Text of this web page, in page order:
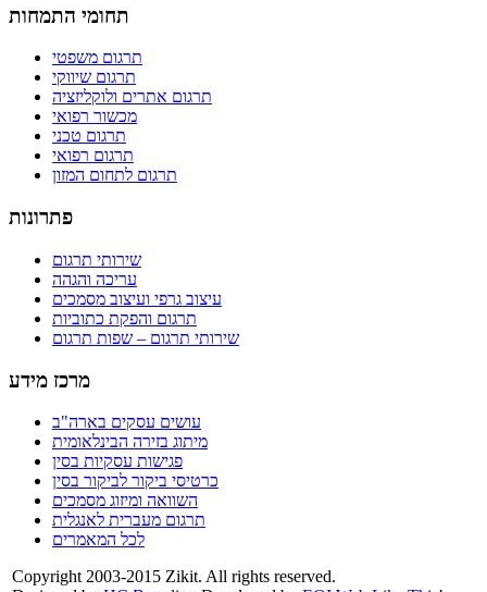
תחומי התמחות
תרגום משפטי
תרגום שיווקי
תרגום אתרים ולוקליזציה
מכשור רפואי
תרגום טכני
תרגום רפואי
תרגום לתחום המזון
פתרונות
שירותי תרגום
עריכה והגהה
עיצוב גרפי ועיצוב מסמכים
תרגום והפקת כתוביות
שירותי תרגום – שפות תרגום
מרכז מידע
עושים עסקים בארה"ב
מיתוג בזירה הבינלאומית
פגישות עסקיות בסין
כרטיסי ביקור לביקור בסין
השוואה ומיזוג מסמכים
תרגום מעברית לאנגלית
לכל המאמרים
Copyright 2003-2015 Zikit. All rights reserved.